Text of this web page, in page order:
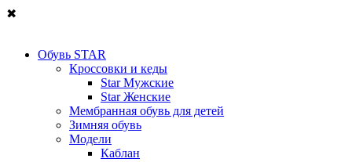
✖
Обувь STAR
Кроссовки и кеды
Star Мужские
Star Женские
Мембранная обувь для детей
Зимняя обувь
Модели
Каблан